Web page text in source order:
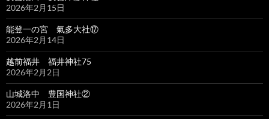
2026年2月15日
能登一の宮 氣多大社⑰
2026年2月14日
越前福井 福井神社75
2026年2月2日
山城洛中 豊国神社②
2026年2月1日